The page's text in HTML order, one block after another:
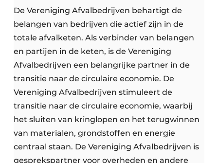
De Vereniging Afvalbedrijven behartigt de
belangen van bedrijven die actief zijn in de
totale afvalketen. Als verbinder van belangen
en partijen in de keten, is de Vereniging
Afvalbedrijven een belangrijke partner in de
transitie naar de circulaire economie. De
Vereniging Afvalbedrijven stimuleert de
transitie naar de circulaire economie, waarbij
het sluiten van kringlopen en het terugwinnen
van materialen, grondstoffen en energie
centraal staan. De Vereniging Afvalbedrijven is
gesprekspartner voor overheden en andere